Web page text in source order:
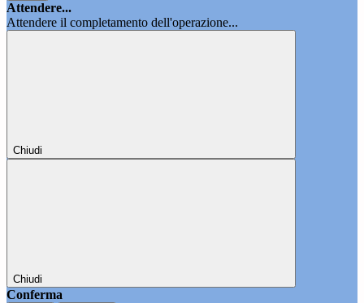
Attendere...
Attendere il completamento dell'operazione...
Chiudi
Chiudi
Conferma